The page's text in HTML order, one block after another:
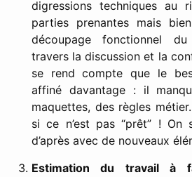
digressions techniques au
parties prenantes mais
découpage fonctionnel
travers la discussion et la
se rend compte que le
affiné davantage : il
maquettes, des règles
si ce n’est pas “prêt” ! On
d’après avec de nouveaux
Estimation du travail à